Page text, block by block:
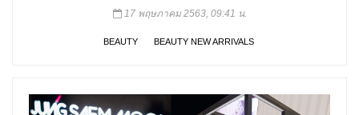
17 พฤษภาคม 2563, 09:41 น.
BEAUTY BEAUTY NEW ARRIVALS